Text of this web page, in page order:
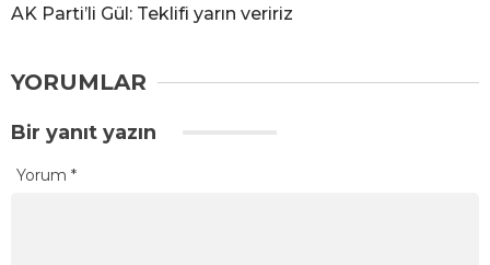
AK Parti’li Gül: Teklifi yarın veririz
YORUMLAR
Bir yanıt yazın
Yorum *